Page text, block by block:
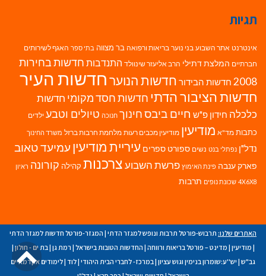
תגיות
אינטרנט אתר השבוע בני נוער בריאות ורפואה בר מצווה בתי ספר האגף לשירותים
חברתיים המלצת דתילי הרב אליעזר שינוולד התנדבות חדשות בחירות
2008 חדשות הבידור חדשות הנוערחדשות העיר
חדשות הציבור הדתי חדשות חסד מקומי חדשות
כלכלה חידון פ"ש חיים ביבסחינוך חנוכה טיולים וטבע ילדים
כתבות מד"א מודיעין מודיעין מכבים רעות מלחמת חרבות ברזל משרד החינוך
נדל"ן נפתלי בנט נשים ספורט ספרים עיריית מודיעין עמיעד טאוב
פארק ענבה פינת האימוץ פרשת השבועצרכנות קהילה קורונה ראיון
4X6X8 שכונת נופים תרבות
האתרים שלנו: תרבוש-פורטל תרבות ונופש למגזר הדתי | המגזר-פורטל חדשות למגזר הדתי
| מודיעין | מדינט – פורטל בריאות ורווחה | החדשות הטובות בישראל | רמת גן | בת ים - חולון|
גב"ש | יש''ע:שומרון בנימין וגוש עציון | במרכז- לחברי הבית היהודי |לוד |לימודים אקדמאיים